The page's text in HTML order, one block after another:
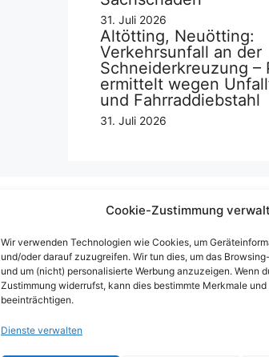
Cookie-Zustimmung
Wir verwenden Technologien wie Cookies, um
und/oder darauf zuzugreifen. Wir tun dies, um das
und um (nicht) personalisierte Werbung anzuzeigen. Wenn
Zustimmung widerrufst, kann dies bestimmte Merkmale
beeinträchtigen.
Dienste verwalten
31. Juli 2026
Altötting, Neuötting:
Verkehrsunfall an der
Schneiderkreuzung –
ermittelt wegen
und Fahrraddiebstahl
31. Juli 2026
Über uns
Impressum
Werben auf inn-sider